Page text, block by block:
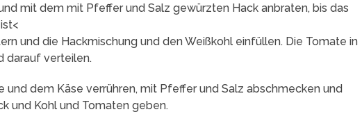
mit dem mit Pfeffer und Salz gewürzten Hack anbraten, bis das
und die Hackmischung und den Weißkohl einfüllen. Die Tomate in
darauf verteilen.
und dem Käse verrühren, mit Pfeffer und Salz abschmecken und
und Kohl und Tomaten geben.